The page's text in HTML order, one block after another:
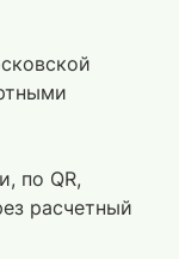
по QR,
расчетный